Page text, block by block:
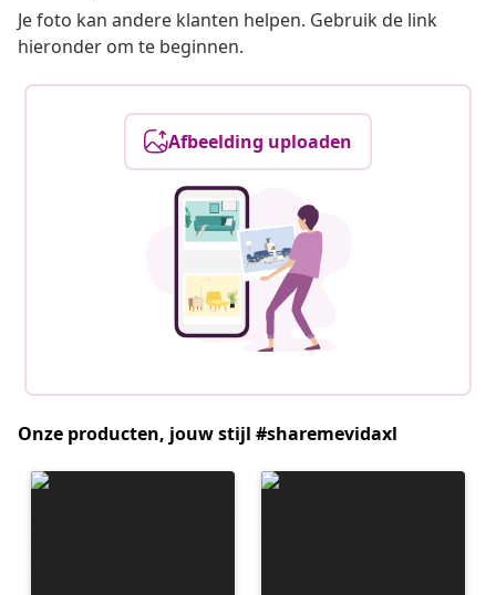
Je foto kan andere klanten helpen. Gebruik de link
hieronder om te beginnen.
Afbeelding uploaden
Onze producten, jouw stijl #sharemevidaxl